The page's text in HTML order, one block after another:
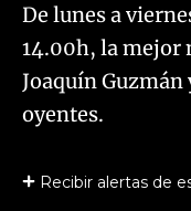
De lunes a
14.00h, la mejor
Joaquín
oyentes.
Recibir alertas de